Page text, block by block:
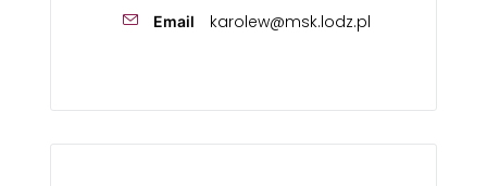
Email karolew@msk.lodz.pl